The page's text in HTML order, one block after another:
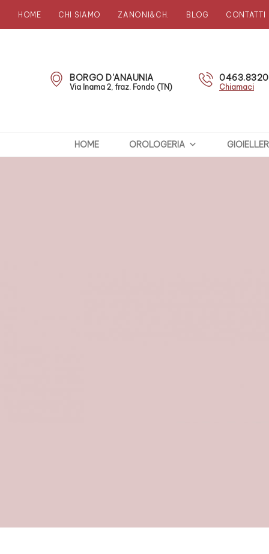
HOME CHI SIAMO ZANONI&CH. BLOG CONTATTI
BORGO D'ANAUNIA
Via Inama 2, fraz. Fondo (TN) Chiamaci
HOME OROLOGERIA